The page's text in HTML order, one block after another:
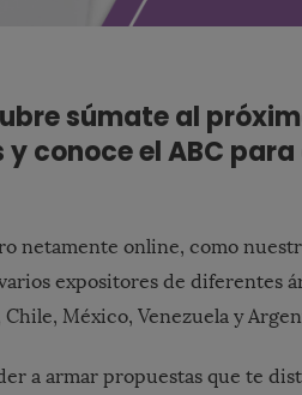
súmate al
y conoce el ABC
netamente online, como
expositores de diferentes
Chile, México, Venezuela y
a armar propuestas que te